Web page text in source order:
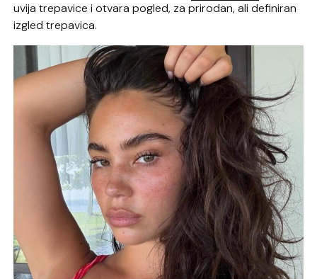
uvija trepavice i otvara pogled, za prirodan, ali definiran
izgled trepavica.